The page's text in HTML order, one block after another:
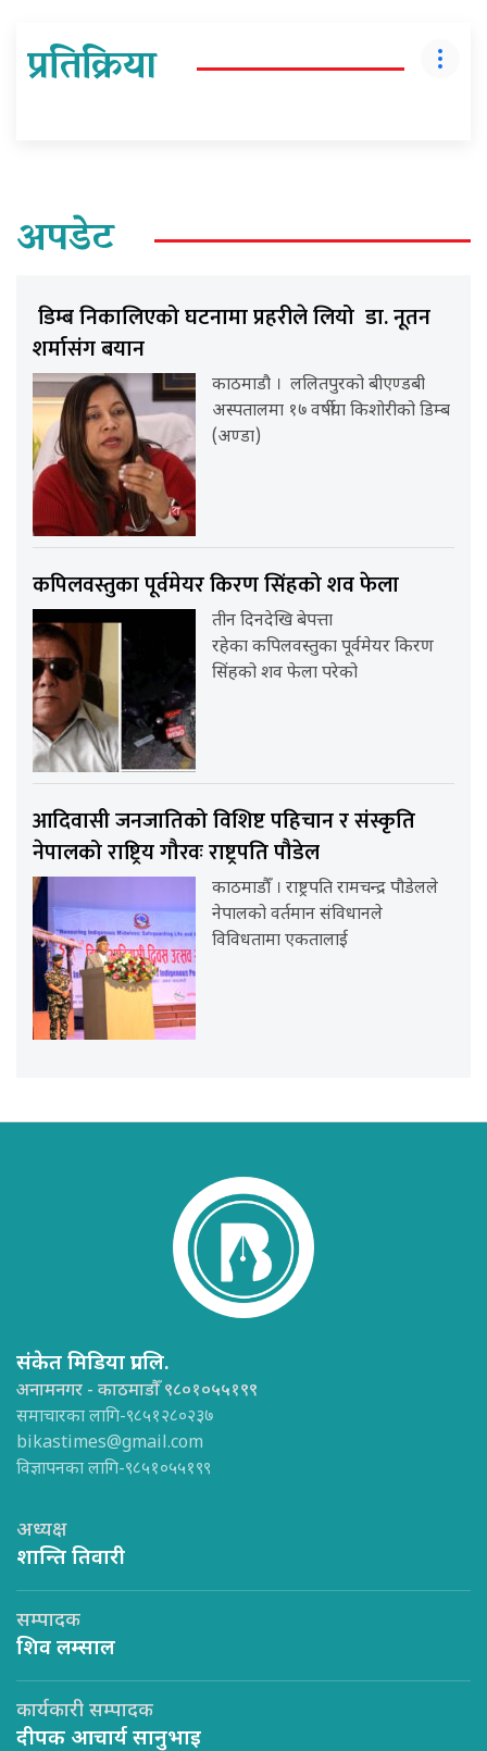
प्रतिक्रिया
अपडेट
डिम्ब निकालिएको घटनामा प्रहरीले लियो डा. नूतन
शर्मासंग बयान
काठमाडौ । ललितपुरको बीएण्डबी
अस्पतालमा १७ वर्षीया किशोरीको डिम्ब
(अण्डा)
कपिलवस्तुका पूर्वमेयर किरण सिंहको शव फेला
तीन दिनदेखि बेपत्ता
रहेका कपिलवस्तुका पूर्वमेयर किरण
सिंहको शव फेला परेको
आदिवासी जनजातिको विशिष्ट पहिचान र संस्कृति
नेपालको राष्ट्रिय गौरवः राष्ट्रपति पौडेल
काठमाडौँ । राष्ट्रपति रामचन्द्र पौडेलले
नेपालको वर्तमान संविधानले
विविधतामा एकतालाई
संकेत मिडिया प्रा.लि.
अनामनगर - काठमाडौँ ९८०१०५५१९९
समाचारका लागि-९८५१२८०२३७
bikastimes@gmail.com
विज्ञापनका लागि-९८५१०५५१९९
अध्यक्ष
शान्ति तिवारी
सम्पादक
शिव लम्साल
कार्यकारी सम्पादक
दीपक आचार्य सानुभाइ